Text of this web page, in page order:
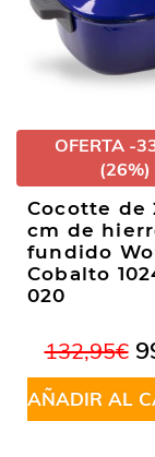
OFERTA -
(26%)
Cocotte de
cm de
fundido
Cobalto
020
132,95€ El
AÑADIR AL